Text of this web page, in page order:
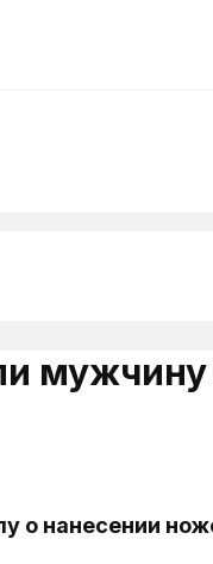
о нанесении